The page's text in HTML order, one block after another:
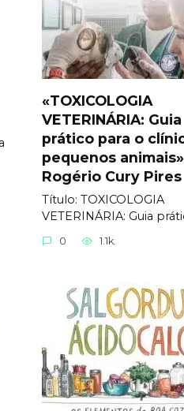
«TOXICOLOGIA
VETERINÁRIA: Guia
prático para o
pequenos animais»
Rogério Cury Pires
Título: TOXICOLOGIA
VETERINÁRIA: Guia
0 1.1k.